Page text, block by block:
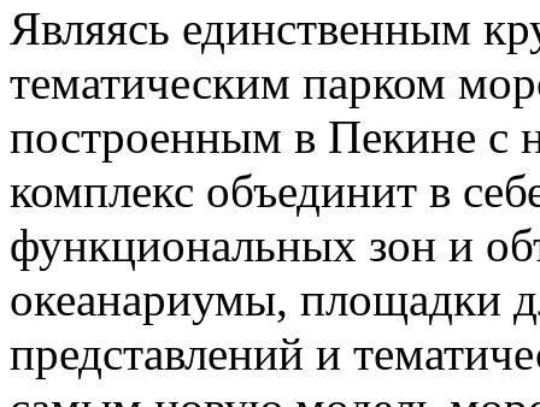
Являясь единственным
тематическим парком
построенным в Пекине с
комплекс объединит в
функциональных зон и
океанариумы, площадки
представлений и